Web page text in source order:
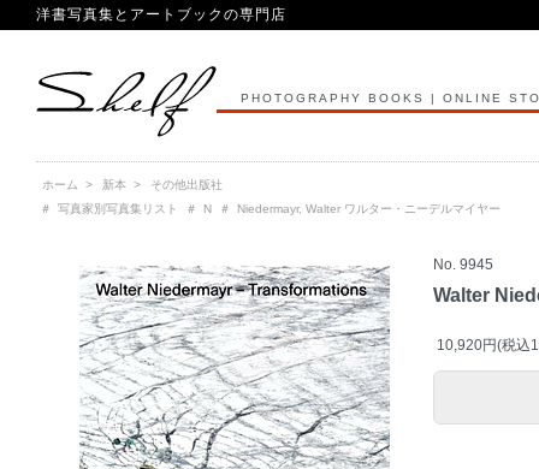
洋書写真集とアートブックの専門店
PHOTOGRAPHY BOOKS | ONLINE
ホーム > 新本 >
その他出版社
＃
写真家別写真集リスト ＃ N＃ Niedermayr, Walter ワルター・ニーデルマイヤー
No. 9945
Walter
10,920円(税込